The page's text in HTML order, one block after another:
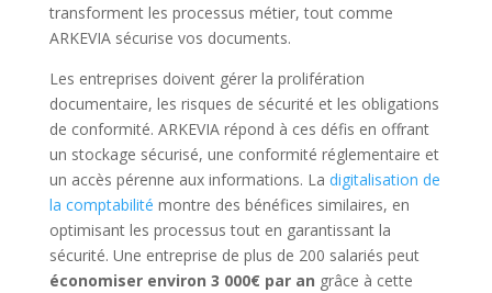
transforment les processus métier, tout comme
ARKEVIA sécurise vos documents.
Les entreprises doivent gérer la prolifération
documentaire, les risques de sécurité et les obligations
de conformité. ARKEVIA répond à ces défis en offrant
un stockage sécurisé, une conformité réglementaire et
un accès pérenne aux informations. La digitalisation de
la comptabilité montre des bénéfices similaires, en
optimisant les processus tout en garantissant la
sécurité. Une entreprise de plus de 200 salariés peut
économiser environ 3 000€ par an grâce à cette